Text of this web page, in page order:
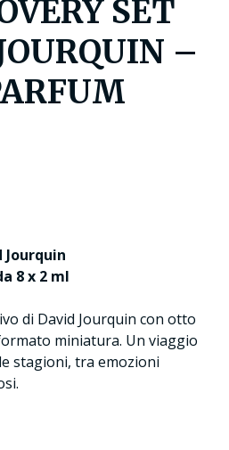
SET
–
Jourquin
8 x 2 ml
di David Jourquin con otto
miniatura. Un viaggio
stagioni, tra emozioni